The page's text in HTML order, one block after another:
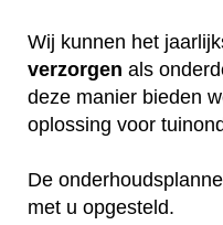
Wij kunnen het
verzorgen als
deze manier bieden
oplossing voor
De
met u opgesteld.